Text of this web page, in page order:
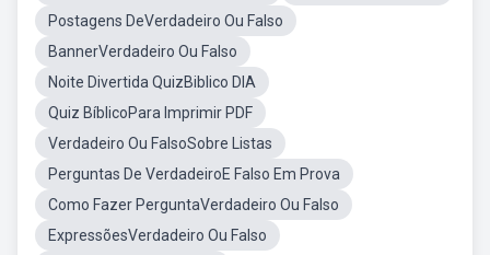
Postagens DeVerdadeiro Ou Falso
BannerVerdadeiro Ou Falso
Noite Divertida QuizBiblico DIA
Quiz BíblicoPara Imprimir PDF
Verdadeiro Ou FalsoSobre Listas
Perguntas De VerdadeiroE Falso Em Prova
Como Fazer PerguntaVerdadeiro Ou Falso
ExpressõesVerdadeiro Ou Falso